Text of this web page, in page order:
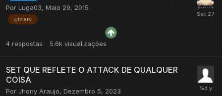
Por Luga03, Maio 29, 2015
otserv
4 respostas 5.6k visualizações
SET QUE REFLETE O ATTACK DE QUALQUER
COISA
Por Jhony Araujo, Dezembro 5, 2023